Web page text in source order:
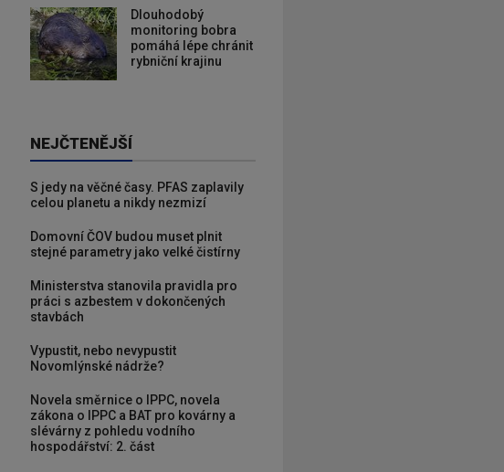
Dlouhodobý
monitoring bobra
pomáhá lépe chránit
rybniční krajinu
NEJČTENĚJŠÍ
S jedy na věčné časy. PFAS zaplavily
celou planetu a nikdy nezmizí
Domovní ČOV budou muset plnit
stejné parametry jako velké čistírny
Ministerstva stanovila pravidla pro
práci s azbestem v dokončených
stavbách
Vypustit, nebo nevypustit
Novomlýnské nádrže?
Novela směrnice o IPPC, novela
zákona o IPPC a BAT pro kovárny a
slévárny z pohledu vodního
hospodářství: 2. část